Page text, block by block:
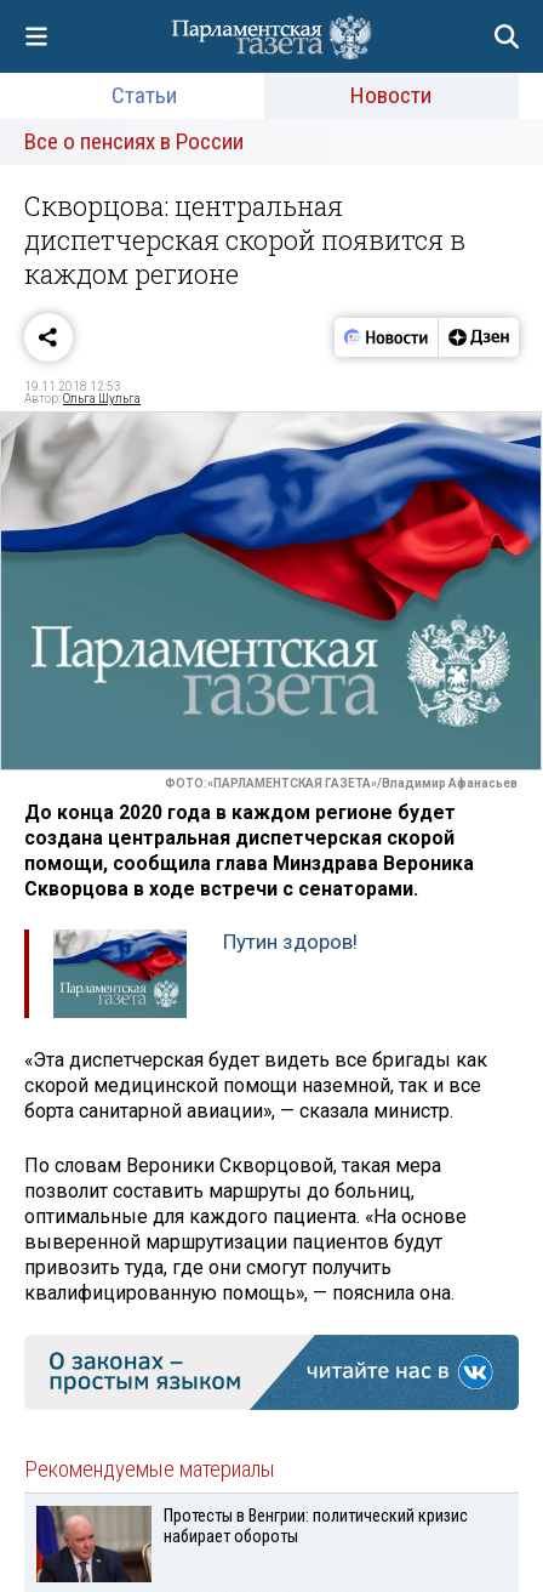
Статьи
Новости
Все о пенсиях в России
Скворцова: центральная
диспетчерская скорой появится в
каждом регионе
19.11.2018 12:53
Автор:Ольга Шульга
ФОТО:«ПАРЛАМЕНТСКАЯ ГАЗЕТА»/Владимир Афанасьев
До конца 2020 года в каждом регионе будет
создана центральная диспетчерская скорой
помощи, сообщила глава Минздрава Вероника
Скворцова в ходе встречи с сенаторами.
Путин здоров!
«Эта диспетчерская будет видеть все бригады как
скорой медицинской помощи наземной, так и все
борта санитарной авиации», — сказала министр.
По словам Вероники Скворцовой, такая мера
позволит составить маршруты до больниц,
оптимальные для каждого пациента. «На основе
выверенной маршрутизации пациентов будут
привозить туда, где они смогут получить
квалифицированную помощь», — пояснила она.
Рекомендуемые материалы
Протесты в Венгрии: политический кризис
набирает обороты